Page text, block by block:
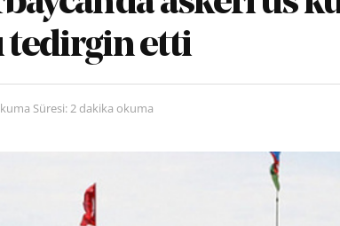
tedirgin etti
Süresi: 2 dakika okuma